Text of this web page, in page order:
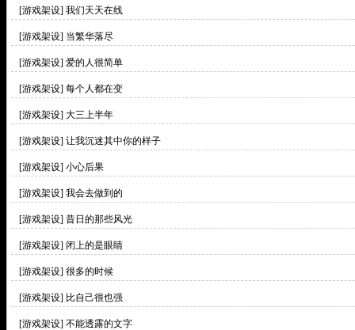
[游戏架设] 我们天天在线
[游戏架设] 当繁华落尽
[游戏架设] 爱的人很简单
[游戏架设] 每个人都在变
[游戏架设] 大三上半年
[游戏架设] 让我沉迷其中你的样子
[游戏架设] 小心后果
[游戏架设] 我会去做到的
[游戏架设] 昔日的那些风光
[游戏架设] 闭上的是眼睛
[游戏架设] 很多的时候
[游戏架设] 比自己很也强
[游戏架设] 不能透露的文字